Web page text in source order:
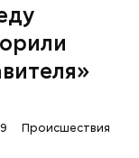
Происшествия
сестра.